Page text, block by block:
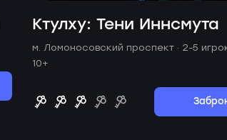
Ктулху: Тени Иннсмута
м. Ломоносовский проспект · 2-5
10+